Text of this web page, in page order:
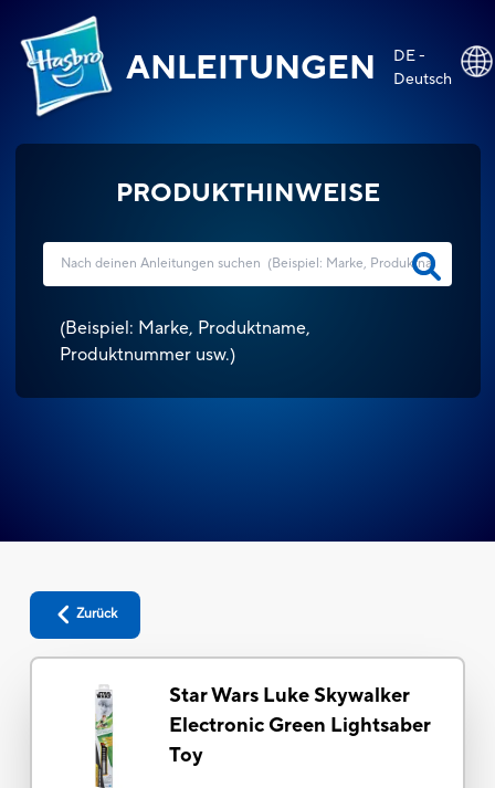
ANLEITUNGEN
DE -
Deutsch
PRODUKTHINWEISE
(Beispiel: Marke, Produktname,
Produktnummer usw.)
Zurück
Star Wars Luke Skywalker
Electronic Green Lightsaber
Toy